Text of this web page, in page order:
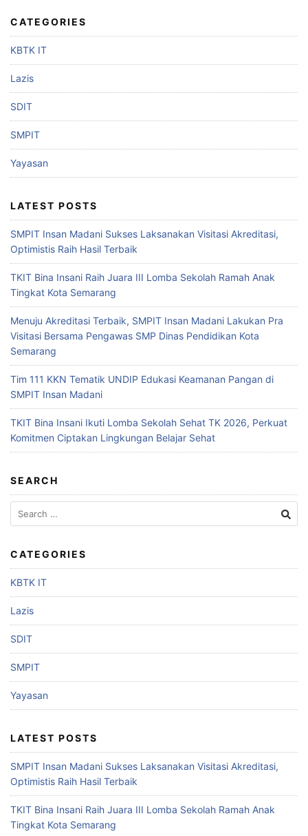
CATEGORIES
KBTK IT
Lazis
SDIT
SMPIT
Yayasan
LATEST POSTS
SMPIT Insan Madani Sukses Laksanakan Visitasi Akreditasi,
Optimistis Raih Hasil Terbaik
TKIT Bina Insani Raih Juara III Lomba Sekolah Ramah Anak
Tingkat Kota Semarang
Menuju Akreditasi Terbaik, SMPIT Insan Madani Lakukan Pra
Visitasi Bersama Pengawas SMP Dinas Pendidikan Kota
Semarang
Tim 111 KKN Tematik UNDIP Edukasi Keamanan Pangan di
SMPIT Insan Madani
TKIT Bina Insani Ikuti Lomba Sekolah Sehat TK 2026, Perkuat
Komitmen Ciptakan Lingkungan Belajar Sehat
SEARCH
CATEGORIES
KBTK IT
Lazis
SDIT
SMPIT
Yayasan
LATEST POSTS
SMPIT Insan Madani Sukses Laksanakan Visitasi Akreditasi,
Optimistis Raih Hasil Terbaik
TKIT Bina Insani Raih Juara III Lomba Sekolah Ramah Anak
Tingkat Kota Semarang